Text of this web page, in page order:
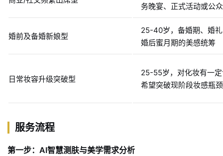
务晚宴、正式活动或公
婚前及备婚新娘型
25-40岁，备婚期、婚
婚后蜜月期的美感统筹
日常妆容升级突破型
25-55岁，对化妆有一
希望突破现阶段妆感瓶颈
服务流程
第一步：AI智慧测肤与美学需求分析